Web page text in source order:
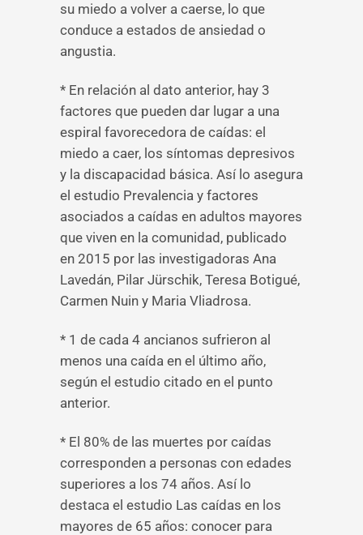
su miedo a volver a caerse, lo que
conduce a estados de ansiedad o
angustia.
* En relación al dato anterior, hay 3
factores que pueden dar lugar a una
espiral favorecedora de caídas: el
miedo a caer, los síntomas depresivos
y la discapacidad básica. Así lo asegura
el estudio Prevalencia y factores
asociados a caídas en adultos mayores
que viven en la comunidad, publicado
en 2015 por las investigadoras Ana
Lavedán, Pilar Jürschik, Teresa Botigué,
Carmen Nuin y Maria Vliadrosa.
* 1 de cada 4 ancianos sufrieron al
menos una caída en el último año,
según el estudio citado en el punto
anterior.
* El 80% de las muertes por caídas
corresponden a personas con edades
superiores a los 74 años. Así lo
destaca el estudio Las caídas en los
mayores de 65 años: conocer para